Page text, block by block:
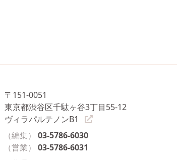
〒151-0051
東京都渋谷区千駄ヶ谷3丁目55-12
ヴィラパルテノンB1
（編集）
03-5786-6030
（営業）
03-5786-6031